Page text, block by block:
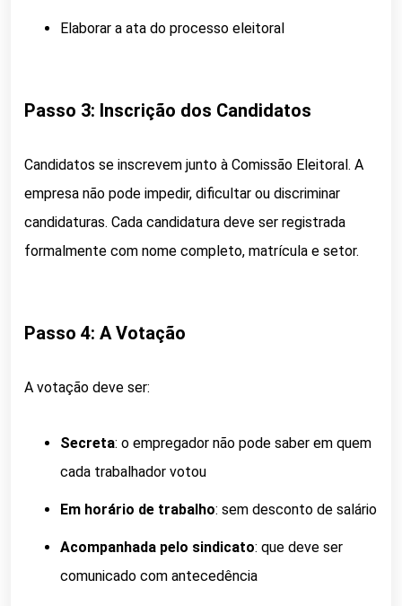
Elaborar a ata do processo eleitoral
Passo 3: Inscrição dos Candidatos
Candidatos se inscrevem junto à Comissão Eleitoral. A
empresa não pode impedir, dificultar ou discriminar
candidaturas. Cada candidatura deve ser registrada
formalmente com nome completo, matrícula e setor.
Passo 4: A Votação
A votação deve ser:
Secreta: o empregador não pode saber em quem
cada trabalhador votou
Em horário de trabalho: sem desconto de salário
Acompanhada pelo sindicato: que deve ser
comunicado com antecedência